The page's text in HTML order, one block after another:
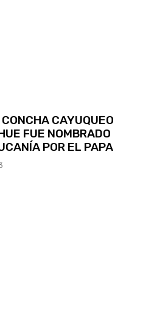
CAYUQUEO
FUE NOMBRADO
POR EL PAPA